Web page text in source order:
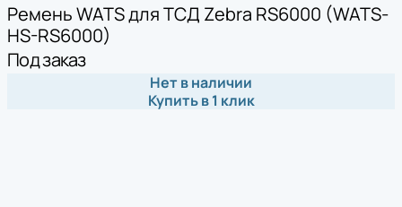
Ремень WATS для ТСД Zebra RS6000 (WATS-
HS-RS6000)
Под заказ
Нет в наличии
Купить в 1 клик